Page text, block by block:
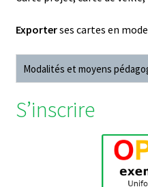
Exporterses cartes en
Modalités et moyens
S’inscrire